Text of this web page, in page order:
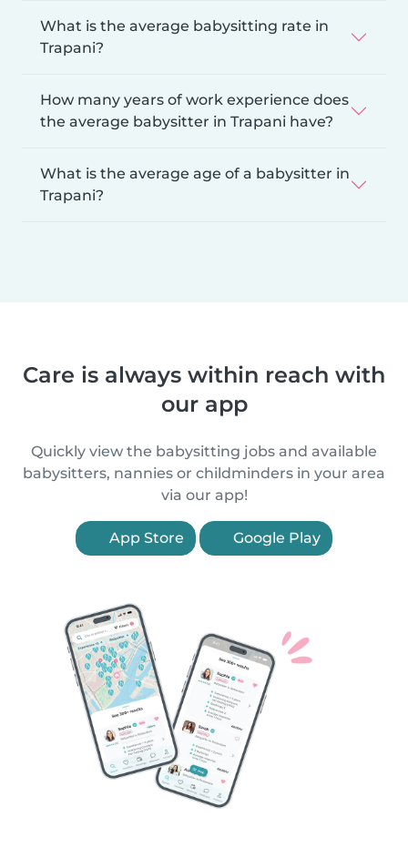
What is the average babysitting rate in
Trapani?
How many years of work experience does
the average babysitter in Trapani have?
What is the average age of a babysitter in
Trapani?
Care is always within reach with
our app
Quickly view the babysitting jobs and available
babysitters, nannies or childminders in your area
via our app!
App Store Google Play